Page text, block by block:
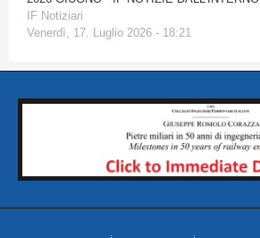
IF Notiziari
Venerdì, 17. Luglio 2026 - 18:21